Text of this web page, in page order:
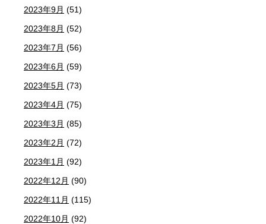
2023年9月 (51)
2023年8月 (52)
2023年7月 (56)
2023年6月 (59)
2023年5月 (73)
2023年4月 (75)
2023年3月 (85)
2023年2月 (72)
2023年1月 (92)
2022年12月 (90)
2022年11月 (115)
2022年10月 (92)